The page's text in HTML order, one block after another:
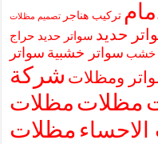
تركيب هناجر تصميم مظلات
حديد سواتر حديد حراج
خشب سواتر خشبية سواتر
ومظلات شركة
مظلات
مظلات